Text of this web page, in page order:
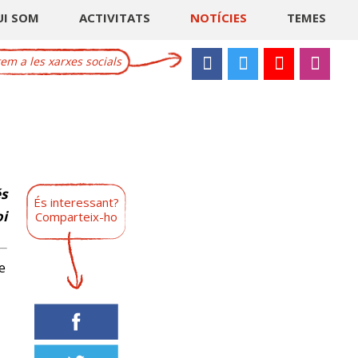
SOM ACTIVITATS NOTÍCIES TEMES
a les xarxes socials
És interessant?
Comparteix-ho